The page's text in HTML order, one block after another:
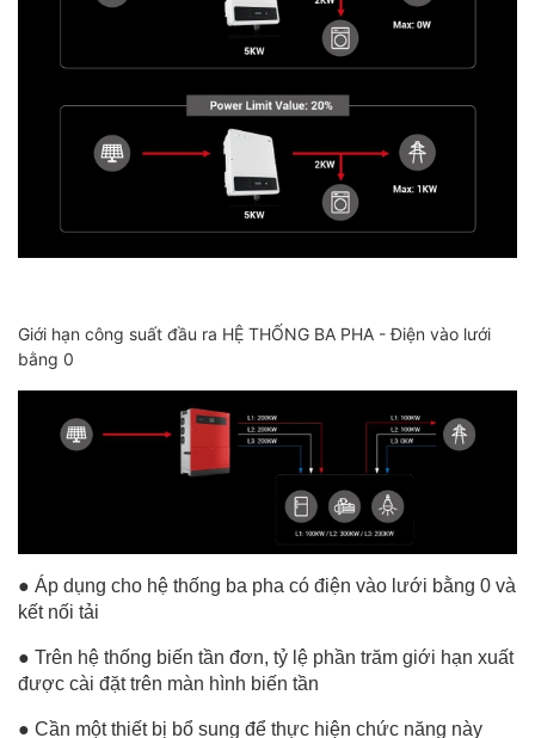
Giới hạn công suất đầu ra HỆ THỐNG BA PHA - Điện vào lưới
bằng 0
● Áp dụng cho hệ thống ba pha có điện vào lưới bằng 0 và
kết nối tải
● Trên hệ thống biến tần đơn, tỷ lệ phần trăm giới hạn xuất
được cài đặt trên màn hình biến tần
● Cần một thiết bị bổ sung để thực hiện chức năng này